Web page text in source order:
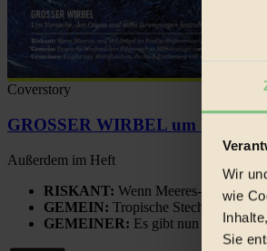
Wir
wie
Sie
Coverstory
GROSSER WIRBEL um
Außerdem im Heft
RISKANT: Wenn Meeres- und
GEMEIN: Tropische Stechmücken
GEMEINER: Es gibt nun